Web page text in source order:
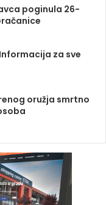
poginula 26-
za sve
oružja smrtno